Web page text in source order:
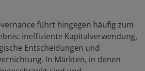
führt hingegen häufig zum
ineffiziente Kapitalverwendung,
Entscheidungen und
In Märkten, in denen